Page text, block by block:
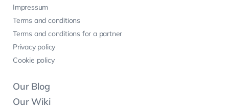
Impressum
Terms and conditions
Terms and conditions for a partner
Privacy policy
Cookie policy
Our Blog
Our Wiki